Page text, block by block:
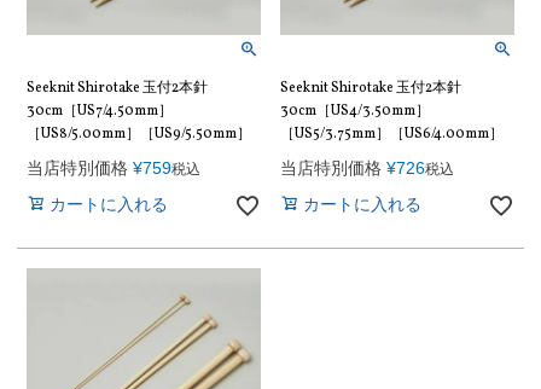
Seeknit Shirotake 玉付2本針
30cm［US7/4.50mm］
［US8/5.00mm］［US9/5.50mm］
当店特別価格 ¥759税込
カートに入れる
Seeknit Shirotake 玉付2本針
30cm［US4/3.50mm］
［US5/3.75mm］［US6/4.00mm］
当店特別価格 ¥726税込
カートに入れる